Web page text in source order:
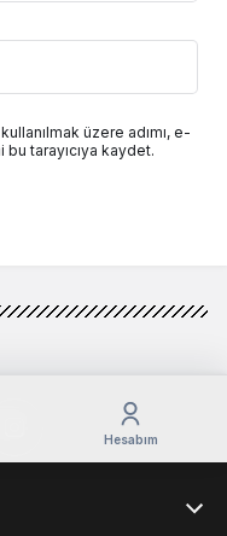
üzere adımı, e-
tarayıcıya kaydet.
Hesabım